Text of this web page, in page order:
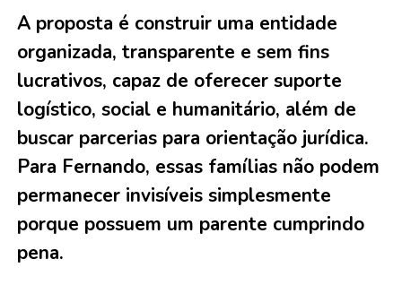
A proposta é construir uma entidade
organizada, transparente e sem fins
lucrativos, capaz de oferecer suporte
logístico, social e humanitário, além de
buscar parcerias para orientação jurídica.
Para Fernando, essas famílias não podem
permanecer invisíveis simplesmente
porque possuem um parente cumprindo
pena.